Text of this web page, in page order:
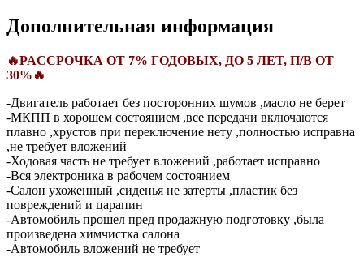
Дополнительная информация
🔥PACCPOЧКА ОТ 7% ГОДОBЫХ, ДO 5 ЛЕT, П/В ОT
30%🔥
-Двигатель работает без посторонних шумов ,масло не берет
-МКПП в хорошем состоянием ,все передачи включаются
плавно ,хрустов при переключение нету ,полностью исправна
,не требует вложений
-Ходовая часть не требует вложений ,работает исправно
-Вся электроника в рабочем состоянием
-Салон ухоженный ,сиденья не затерты ,пластик без
повреждений и царапин
-Автомобиль прошел пред продажную подготовку ,была
произведена химчистка салона
-Автомобиль вложений не требует